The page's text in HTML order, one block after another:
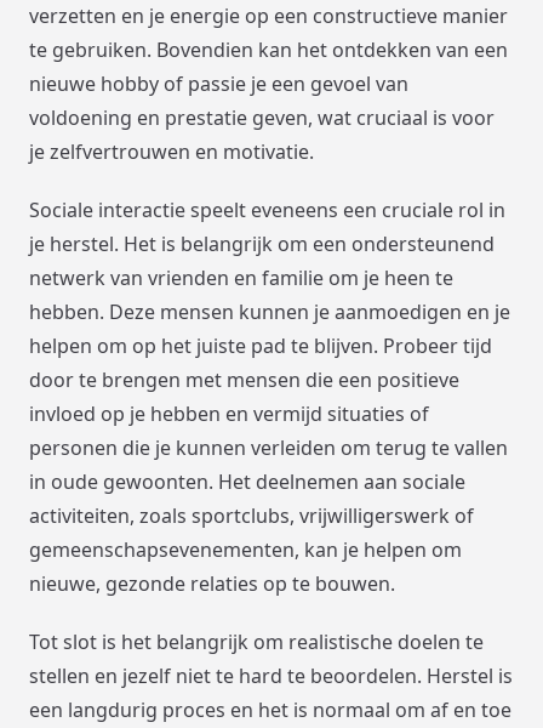
verzetten en je energie op een constructieve manier
te gebruiken. Bovendien kan het ontdekken van een
nieuwe hobby of passie je een gevoel van
voldoening en prestatie geven, wat cruciaal is voor
je zelfvertrouwen en motivatie.
Sociale interactie speelt eveneens een cruciale rol in
je herstel. Het is belangrijk om een ondersteunend
netwerk van vrienden en familie om je heen te
hebben. Deze mensen kunnen je aanmoedigen en je
helpen om op het juiste pad te blijven. Probeer tijd
door te brengen met mensen die een positieve
invloed op je hebben en vermijd situaties of
personen die je kunnen verleiden om terug te vallen
in oude gewoonten. Het deelnemen aan sociale
activiteiten, zoals sportclubs, vrijwilligerswerk of
gemeenschapsevenementen, kan je helpen om
nieuwe, gezonde relaties op te bouwen.
Tot slot is het belangrijk om realistische doelen te
stellen en jezelf niet te hard te beoordelen. Herstel is
een langdurig proces en het is normaal om af en toe